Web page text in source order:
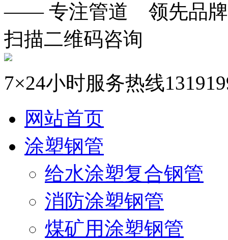
—— 专注管道 领先品
扫描二维码咨询
7×24小时服务热线
网站首页
涂塑钢管
给水涂塑复合钢管
消防涂塑钢管
煤矿用涂塑钢管